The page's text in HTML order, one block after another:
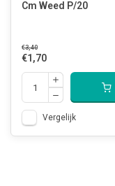
Cm Weed P/20
€3,40
€1,70
Vergelijk